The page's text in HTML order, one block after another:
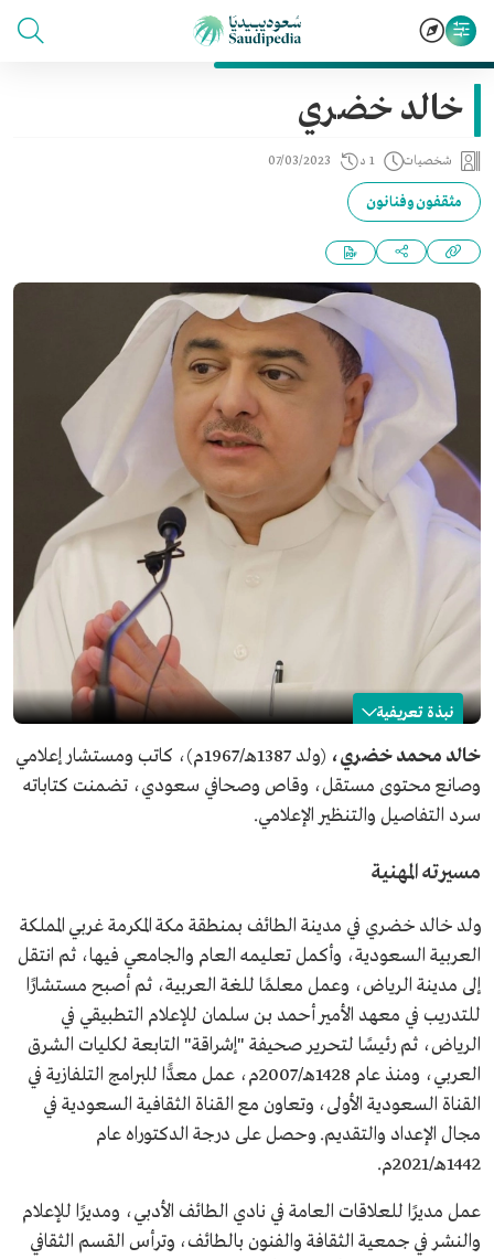
خالد خضري
شخصيات 1 د 07/03/2023
مثقفون وفنانون
نبذة تعريفية
خالد خضري
الاسم
خالد خضري.
التصنيف
كاتب ومستشار إعلامي وصانع محتوى.
مكان الميلاد
من مؤلفاته
كوابيس المدينة.
خالد محمد خضري،
(ولد 1387هـ/1967م)، كاتب ومستشار إعلامي
وصانع محتوى مستقل، وقاص وصحافي سعودي، تضمنت كتاباته
سرد التفاصيل والتنظير الإعلامي.
مسيرته المهنية
ولد خالد خضري في مدينة الطائف بمنطقة مكة المكرمة غربي المملكة
العربية السعودية، وأكمل تعليمه العام والجامعي فيها، ثم انتقل
إلى مدينة الرياض، وعمل معلمًا للغة العربية، ثم أصبح مستشارًا
للتدريب في معهد الأمير أحمد بن سلمان للإعلام التطبيقي في
الرياض، ثم رئيسًا لتحرير صحيفة "إشراقة" التابعة لكليات الشرق
العربي، ومنذ عام 1428هـ/2007م، عمل معدًّا للبرامج التلفازية في
القناة السعودية الأولى، وتعاون مع القناة الثقافية السعودية في
مجال الإعداد والتقديم. وحصل على درجة الدكتوراه عام
1442هـ/2021م.
عمل مديرًا للعلاقات العامة في نادي الطائف الأدبي، ومديرًا للإعلام
والنشر في جمعية الثقافة والفنون بالطائف، وترأس القسم الثقافي